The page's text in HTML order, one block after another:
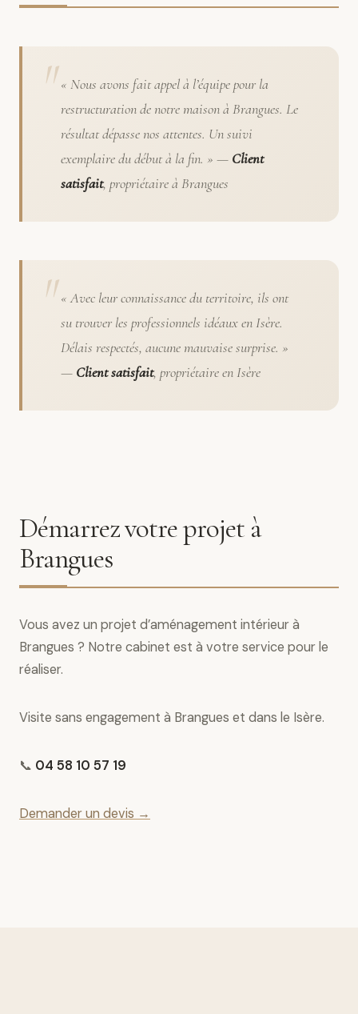
« Nous avons fait appel à l’équipe pour la
restructuration de notre maison à Brangues. Le
résultat dépasse nos attentes. Un suivi
exemplaire du début à la fin. » — Client
satisfait, propriétaire à Brangues
« Avec leur connaissance du territoire, ils ont
su trouver les professionnels idéaux en Isère.
Délais respectés, aucune mauvaise surprise. »
— Client satisfait, propriétaire en Isère
Démarrez votre projet à
Brangues
Vous avez un projet d’aménagement intérieur à
Brangues ? Notre cabinet est à votre service pour le
réaliser.
Visite sans engagement à Brangues et dans le Isère.
📞 04 58 10 57 19
Demander un devis →